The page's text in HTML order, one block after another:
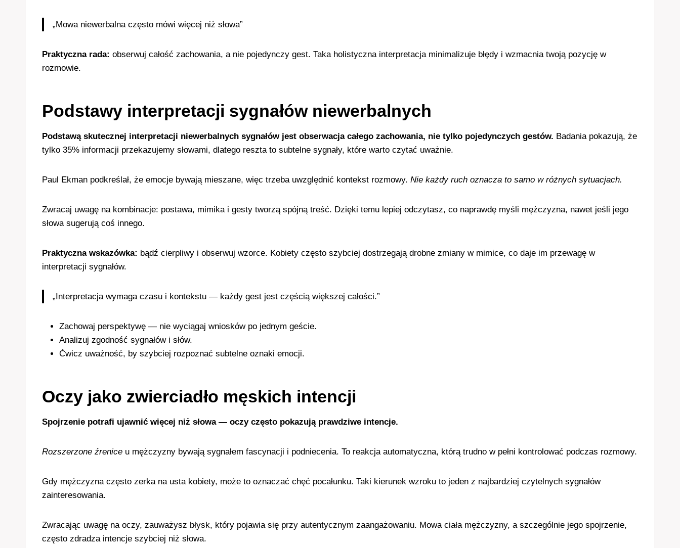
„Mowa niewerbalna często mówi więcej niż słowa”
Praktyczna rada: obserwuj całość zachowania, a nie pojedynczy gest. Taka holistyczna interpretacja minimalizuje błędy i wzmacnia twoją pozycję w
rozmowie.
Podstawy interpretacji sygnałów niewerbalnych
Podstawą skutecznej interpretacji niewerbalnych sygnałów jest obserwacja całego zachowania, nie tylko pojedynczych gestów. Badania pokazują, że
tylko 35% informacji przekazujemy słowami, dlatego reszta to subtelne sygnały, które warto czytać uważnie.
Paul Ekman podkreślał, że emocje bywają mieszane, więc trzeba uwzględnić kontekst rozmowy. Nie każdy ruch oznacza to samo w różnych sytuacjach.
Zwracaj uwagę na kombinacje: postawa, mimika i gesty tworzą spójną treść. Dzięki temu lepiej odczytasz, co naprawdę myśli mężczyzna, nawet jeśli jego
słowa sugerują coś innego.
Praktyczna wskazówka: bądź cierpliwy i obserwuj wzorce. Kobiety często szybciej dostrzegają drobne zmiany w mimice, co daje im przewagę w
interpretacji sygnałów.
„Interpretacja wymaga czasu i kontekstu — każdy gest jest częścią większej całości.”
Zachowaj perspektywę — nie wyciągaj wniosków po jednym geście.
Analizuj zgodność sygnałów i słów.
Ćwicz uważność, by szybciej rozpoznać subtelne oznaki emocji.
Oczy jako zwierciadło męskich intencji
Spojrzenie potrafi ujawnić więcej niż słowa — oczy często pokazują prawdziwe intencje.
Rozszerzone źrenice u mężczyzny bywają sygnałem fascynacji i podniecenia. To reakcja automatyczna, którą trudno w pełni kontrolować podczas rozmowy.
Gdy mężczyzna często zerka na usta kobiety, może to oznaczać chęć pocałunku. Taki kierunek wzroku to jeden z najbardziej czytelnych sygnałów
zainteresowania.
Zwracając uwagę na oczy, zauważysz błysk, który pojawia się przy autentycznym zaangażowaniu. Mowa ciała mężczyzny, a szczególnie jego spojrzenie,
często zdradza intencje szybciej niż słowa.